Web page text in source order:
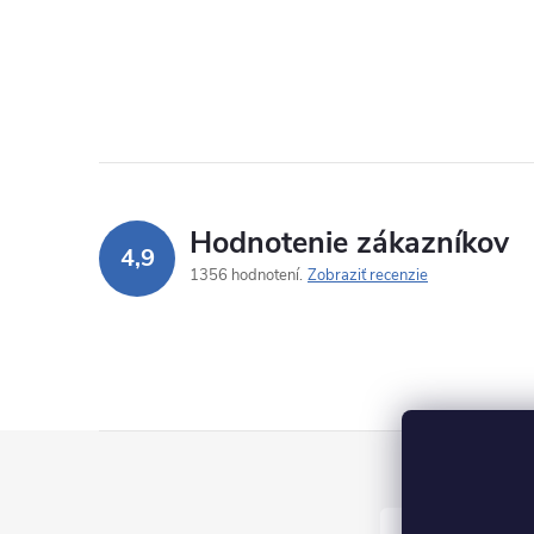
4,9 Hodnotenie zákazníkov
1356 hodnotení Zobraziť recenzie